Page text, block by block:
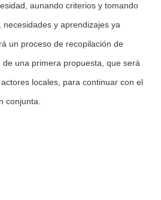
aunando criterios y tomando
y aprendizajes ya
un proceso de recopilación de
una primera propuesta, que será
locales, para continuar con el
conjunta.